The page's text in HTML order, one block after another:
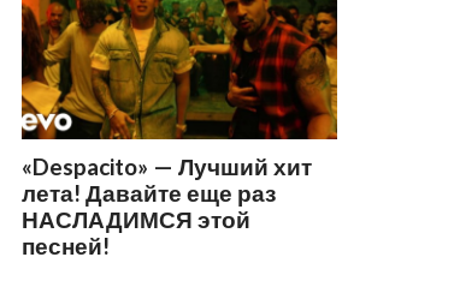
«Despacito» — Лучший хит
лета! Давайте еще раз
НАСЛАДИМСЯ этой
песней!